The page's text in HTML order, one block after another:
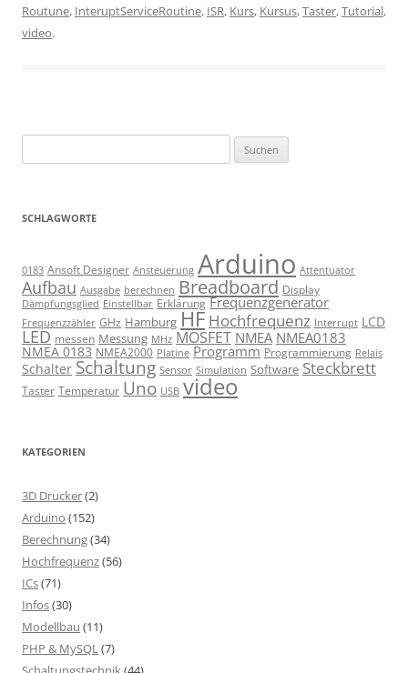
Routune, InteruptServiceRoutine, ISR, Kurs, Kursus,Taster,Tutorial,
video.
nach:
SCHLAGWORTE
0183 Ansoft Designer Ansteuerung Arduino Attentuator
Aufbau Ausgabe berechnen Breadboard Display
Dämpfungsglied Einstellbar Erklärung Frequenzgenerator
Frequenzzähler GHz Hamburg HF Hochfrequenz Interrupt LCD
LED messen Messung MHz MOSFET NMEA NMEA0183
NMEA 0183 NMEA2000 Platine Programm Programmierung Relais
Schalter Schaltung Sensor Simulation Software Steckbrett
Taster Temperatur Uno USB video
KATEGORIEN
3D Drucker(2)
Arduino (152)
Berechnung(34)
Hochfrequenz(56)
ICs(71)
Infos(30)
Modellbau (11)
PHP & MySQL(7)